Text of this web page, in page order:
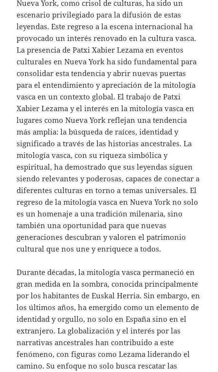
Nueva York, como crisol de culturas, ha sido un
escenario privilegiado para la difusión de estas
leyendas. Este regreso a la escena internacional ha
provocado un interés renovado en la cultura vasca.
La presencia de Patxi Xabier Lezama en eventos
culturales en Nueva York ha sido fundamental para
consolidar esta tendencia y abrir nuevas puertas
para el entendimiento y apreciación de la mitología
vasca en un contexto global. El trabajo de Patxi
Xabier Lezama y el interés en la mitología vasca en
lugares como Nueva York reflejan una tendencia
más amplia: la búsqueda de raíces, identidad y
significado a través de las historias ancestrales. La
mitología vasca, con su riqueza simbólica y
espiritual, ha demostrado que sus leyendas siguen
siendo relevantes y poderosas, capaces de conectar a
diferentes culturas en torno a temas universales. El
regreso de la mitología vasca en Nueva York no solo
es un homenaje a una tradición milenaria, sino
también una oportunidad para que nuevas
generaciones descubran y valoren el patrimonio
cultural que nos une y enriquece a todos.
Durante décadas, la mitología vasca permaneció en
gran medida en la sombra, conocida principalmente
por los habitantes de Euskal Herria. Sin embargo, en
los últimos años, ha emergido como un elemento de
identidad y orgullo, no solo en España sino en el
extranjero. La globalización y el interés por las
narrativas ancestrales han contribuido a este
fenómeno, con figuras como Lezama liderando el
camino. Su enfoque no solo busca rescatar las